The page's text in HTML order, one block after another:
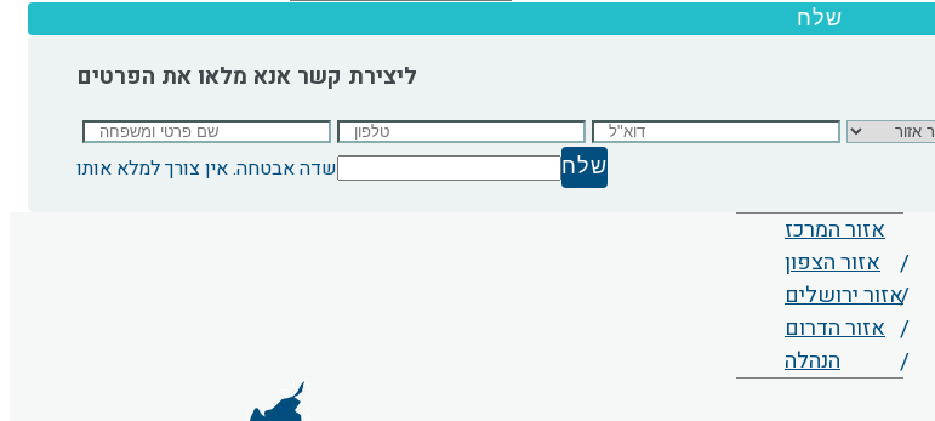
ליצירת קשר אנא מלאו את הפרטים
שדה אבטחה. אין צורך למלא אותו
אזור המרכז
אזור הצפון
אזור ירושלים
אזור הדרום
הנהלה